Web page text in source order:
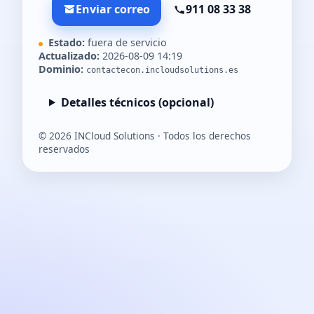
Enviar correo 911 08 33 38
Estado: fuera de servicio
Actualizado: 2026-08-09 14:19
Dominio: contactecon.incloudsolutions.es
Detalles técnicos (opcional)
© 2026 INCloud Solutions · Todos los derechos
reservados